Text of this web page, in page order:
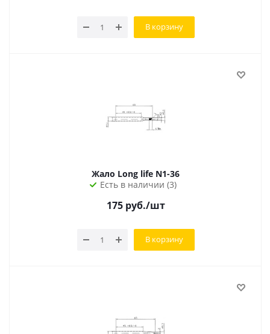
В корзину
Жало Long life N1-36
Есть в наличии (3)
175руб./шт
В корзину